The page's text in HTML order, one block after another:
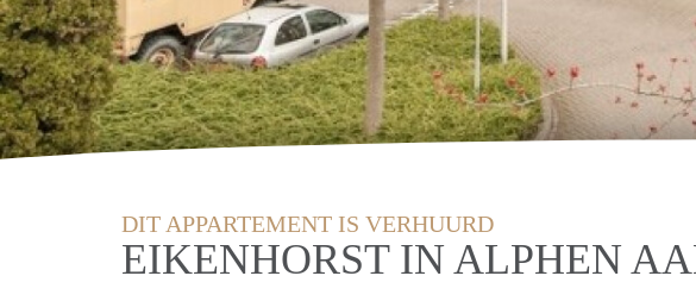
DIT APPARTEMENT IS VERHUURD
EIKENHORST IN ALPHEN